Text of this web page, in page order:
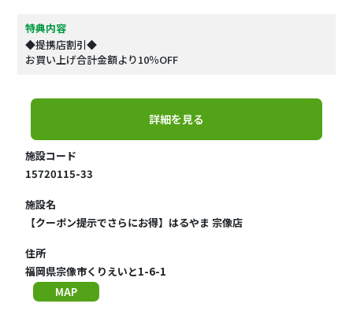
特典内容
◆提携店割引◆
お買い上げ合計金額より10％OFF
詳細を見る
施設コード
15720115-33
施設名
【クーポン提示でさらにお得】はるやま 宗像店
住所
福岡県宗像市くりえいと1-6-1
MAP